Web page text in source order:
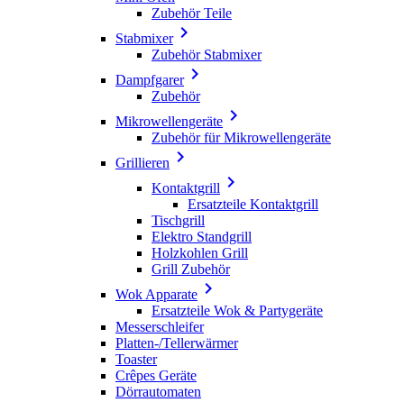
Zubehör Teile
Stabmixer
Zubehör Stabmixer
Dampfgarer
Zubehör
Mikrowellengeräte 
Zubehör für Mikrowellengeräte
Grillieren 
Kontaktgrill 
Ersatzteile Kontaktgrill
Tischgrill
Elektro Standgrill
Holzkohlen Grill
Grill Zubehör
Wok Apparate 
Ersatzteile Wok & Partygeräte
Messerschleifer
Platten-/Tellerwärmer
Toaster
Crêpes Geräte
Dörrautomaten